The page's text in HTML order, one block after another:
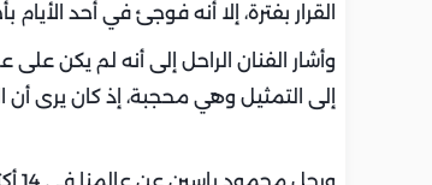
القرار بفترة، إلا أنه فوجئ في أحد
وأشار الفنان الراحل إلى أنه لم يكن على
إلى التمثيل وهي محجبة، إذ كان يرى أن